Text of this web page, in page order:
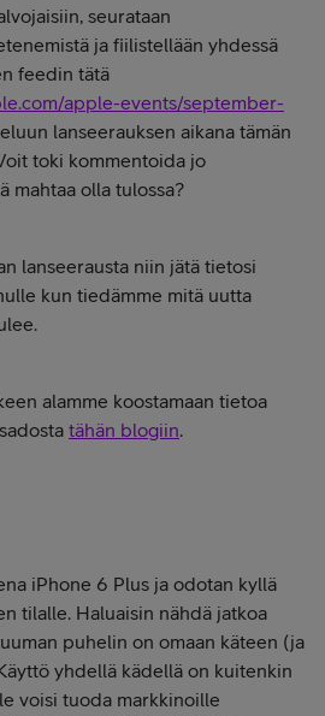
seurataan
ja fiilistellään yhdessä
feedin tätä
apple-events/september-
lanseerauksen aikana tämän
toki kommentoida jo
mahtaa olla tulossa?
lanseerausta niin jätä tietosi
kun tiedämme mitä uutta
alamme koostamaan tietoa
tähän blogiin.
iPhone 6 Plus ja odotan kyllä
tilalle. Haluaisin nähdä jatkoa
puhelin on omaan käteen (ja
yhdellä kädellä on kuitenkin
voisi tuoda markkinoille